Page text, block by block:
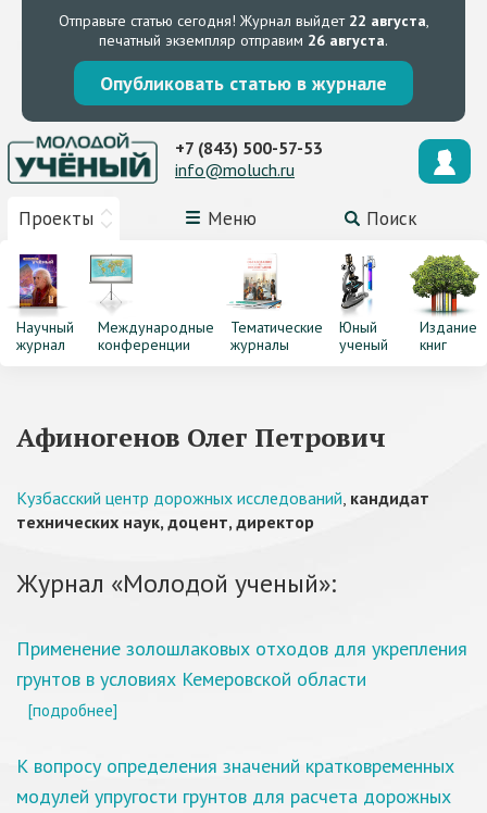
Отправьте статью сегодня! Журнал выйдет 22 августа,
печатный экземпляр отправим 26 августа.
Опубликовать статью в журнале
Проекты Меню Поиск
+7 (843) 500-57-53
info@moluch.ru
Научный
журнал
Международные
конференции
Тематические
журналы
Юный
ученый
Издание
книг
Афиногенов Олег Петрович
Кузбасский центр дорожных исследований, кандидат
технических наук, доцент, директор
Журнал «Молодой ученый»:
Применение золошлаковых отходов для укрепления
грунтов в условиях Кемеровской области
[подробнее]
К вопросу определения значений кратковременных
модулей упругости грунтов для расчета дорожных